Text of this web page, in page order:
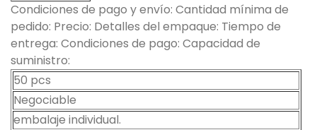
Condiciones de pago y envío: Cantidad mínima de
pedido: Precio: Detalles del empaque: Tiempo de
entrega: Condiciones de pago: Capacidad de
suministro:
50 pcs
Negociable
embalaje individual.